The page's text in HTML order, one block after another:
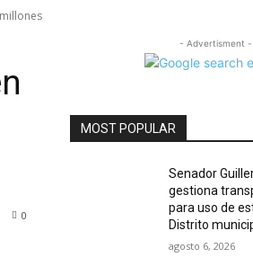
0
- Advertisment -
MOST POPULAR
Senador
gestiona
para uso de
Distrito
agosto 6, 2026